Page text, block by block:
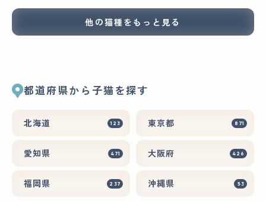
他の猫種をもっと見る
都道府県から子猫を探す
北海道 123 東京都 871
愛知県 471 大阪府 426
福岡県 237 沖縄県 53